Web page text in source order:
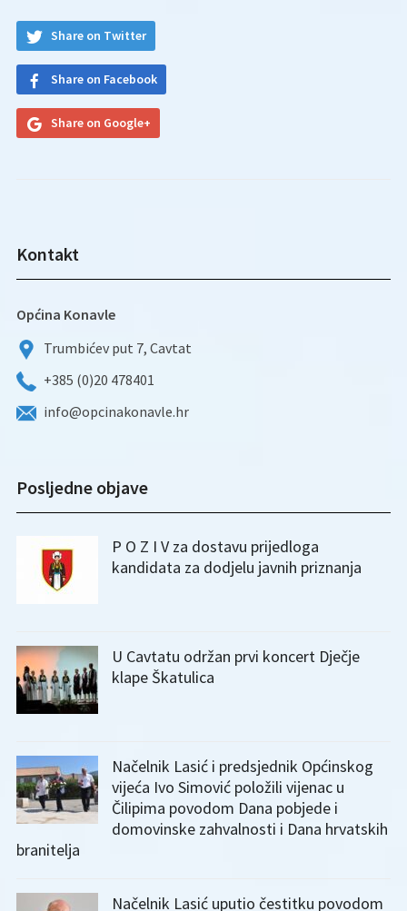
Share on Twitter
Share on Facebook
Share on Google+
Kontakt
Općina Konavle
Trumbićev put 7, Cavtat
+385 (0)20 478401
info@opcinakonavle.hr
Posljedne objave
P O Z I V za dostavu prijedloga
kandidata za dodjelu javnih priznanja
U Cavtatu održan prvi koncert Dječje
klape Škatulica
Načelnik Lasić i predsjednik Općinskog
vijeća Ivo Simović položili vijenac u
Čilipima povodom Dana pobjede i
domovinske zahvalnosti i Dana hrvatskih
branitelja
Načelnik Lasić uputio čestitku povodom